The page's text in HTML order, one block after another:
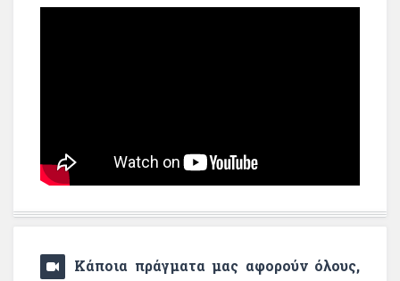
Κάποια πράγματα μας αφορούν όλους,